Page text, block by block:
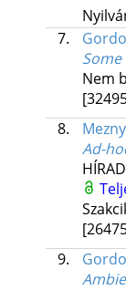
7.
Nem
8.
Ad-
9.